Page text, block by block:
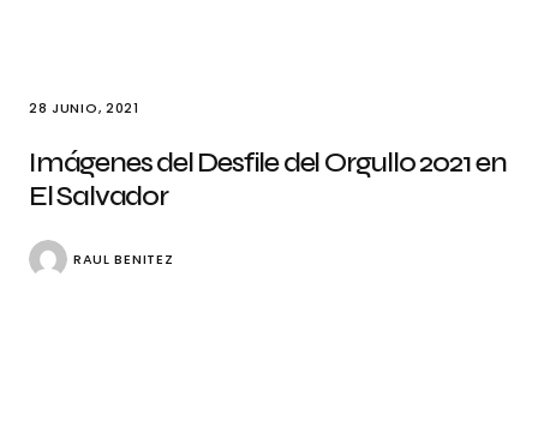
28 JUNIO, 2021
Imágenes del Desfile del Orgullo 2021 en
El Salvador
RAUL BENITEZ